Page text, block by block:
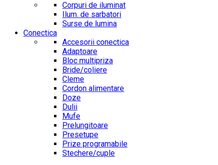
Corpuri de iluminat
Ilum. de sarbatori
Surse de lumina
Conectica
Accesorii conectica
Adaptoare
Bloc multipriza
Bride/coliere
Cleme
Cordon alimentare
Doze
Dulii
Mufe
Prelungitoare
Presetupe
Prize programabile
Stechere/cuple